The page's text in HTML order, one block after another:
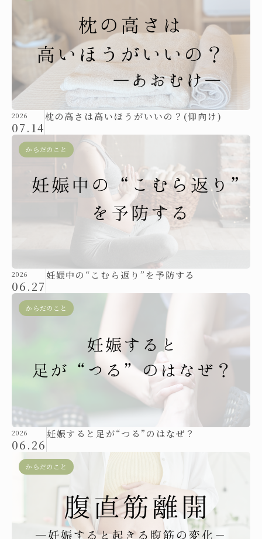
2026
07.14
枕の高さは高いほうがいいの？(仰向け)
からだのこと
2026
06.27
妊娠中の“こむら返り”を予防する
からだのこと
2026
06.26
妊娠すると足が“つる”のはなぜ？
からだのこと